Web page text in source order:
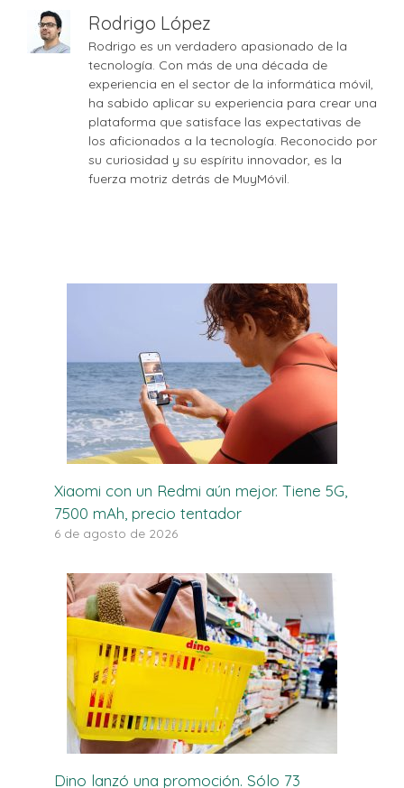
Rodrigo López
Rodrigo es un verdadero apasionado de la
tecnología. Con más de una década de
experiencia en el sector de la informática móvil,
ha sabido aplicar su experiencia para crear una
plataforma que satisface las expectativas de
los aficionados a la tecnología. Reconocido por
su curiosidad y su espíritu innovador, es la
fuerza motriz detrás de MuyMóvil.
Xiaomi con un Redmi aún mejor. Tiene 5G,
7500 mAh, precio tentador
6 de agosto de 2026
Dino lanzó una promoción. Sólo 73